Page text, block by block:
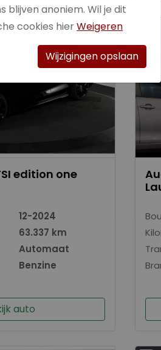
edition one
12-2024
63.337 km
Automaat
Benzine
auto
blijven anoniem. Wil je dit
cookies hierWeigeren
Wijzigingen opslaan